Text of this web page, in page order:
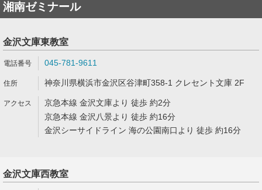
湘南ゼミナール
金沢文庫東教室
045-781-9611
神奈川県横浜市金沢区谷津町358-1 クレセント文庫 2F
京急本線 金沢文庫より 徒歩 約2分
京急本線 金沢八景より 徒歩 約16分
金沢シーサイドライン 海の公園南口より 徒歩 約16分
金沢文庫西教室